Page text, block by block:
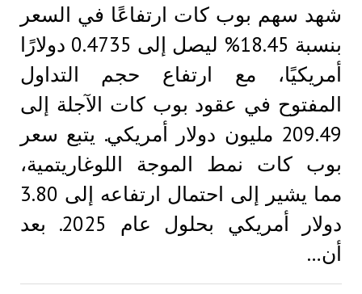
شهد سهم بوب كات ارتفاعًا في السعر
بنسبة 18.45% ليصل إلى 0.4735 دولارًا
أمريكيًا، مع ارتفاع حجم التداول
المفتوح في عقود بوب كات الآجلة إلى
209.49 مليون دولار أمريكي. يتبع سعر
بوب كات نمط الموجة اللوغاريتمية،
مما يشير إلى احتمال ارتفاعه إلى 3.80
دولار أمريكي بحلول عام 2025. بعد
أن…